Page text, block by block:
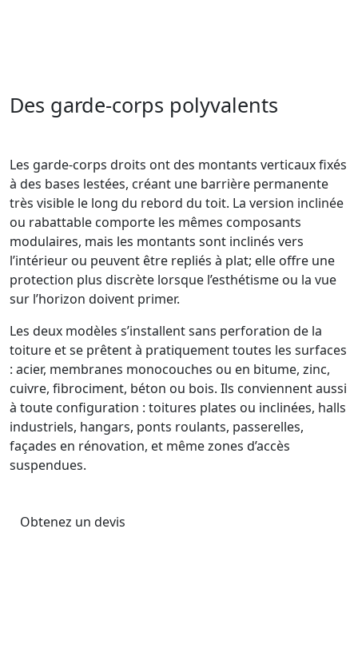
Des garde-corps polyvalents
Les garde-corps droits ont des montants verticaux fixés
à des bases lestées, créant une barrière permanente
très visible le long du rebord du toit. La version inclinée
ou rabattable comporte les mêmes composants
modulaires, mais les montants sont inclinés vers
l’intérieur ou peuvent être repliés à plat; elle offre une
protection plus discrète lorsque l’esthétisme ou la vue
sur l’horizon doivent primer.
Les deux modèles s’installent sans perforation de la
toiture et se prêtent à pratiquement toutes les surfaces
: acier, membranes monocouches ou en bitume, zinc,
cuivre, fibrociment, béton ou bois. Ils conviennent aussi
à toute configuration : toitures plates ou inclinées, halls
industriels, hangars, ponts roulants, passerelles,
façades en rénovation, et même zones d’accès
suspendues.
Obtenez un devis